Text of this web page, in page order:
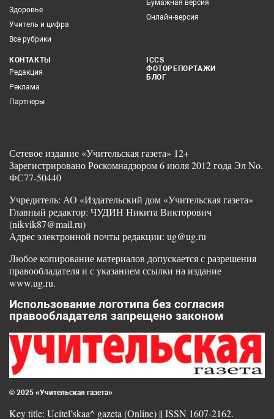
Здоровье
Учитель и цифра
Все рубрики
Бумажная версия
Онлайн-версия
КОНТАКТЫ
Редакция
Реклама
Партнеры
ICCS
ФОТОРЕПОРТАЖИ
БЛОГ
Сетевое издание «Учительская газета» 12+
Зарегистрировано Роскомнадзором 6 июля 2012 года Эл No.
ФС77-50440
Учредитель: АО «Издательский дом «Учительская газета»
Главный редактор: ЧУДИН Никита Викторович
(nikvik87@mail.ru)
Адрес электронной почты редакции: ug@ug.ru
Любое копирование материалов допускается с разрешения
правообладателя и с указанием ссылки на издание
www.ug.ru.
Использование логотипа без согласия
правообладателя запрещено законом
© 2025 «Учительская газета»
Key title: Ucitel’skaa^ gazeta (Online) || ISSN 1607-2162.